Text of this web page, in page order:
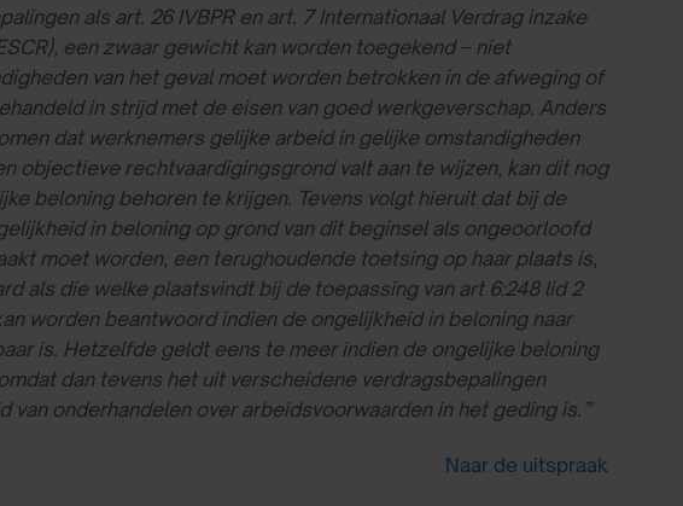
als art. 26 IVBPR en art. 7 Internationaal Verdrag inzake
een zwaar gewicht kan worden toegekend – niet
van het geval moet worden betrokken in de afweging of
in strijd met de eisen van goed werkgeverschap. Anders
dat werknemers gelijke arbeid in gelijke omstandigheden
objectieve rechtvaardigingsgrond valt aan te wijzen, kan dit nog
beloning behoren te krijgen. Tevens volgt hieruit dat bij de
in beloning op grond van dit beginsel als ongeoorloofd
moet worden, een terughoudende toetsing op haar plaats is,
als die welke plaatsvindt bij de toepassing van art 6:248 lid 2
worden beantwoord indien de ongelijkheid in beloning naar
is. Hetzelfde geldt eens te meer indien de ongelijke beloning
dan tevens het uit verscheidene verdragsbepalingen
onderhandelen over arbeidsvoorwaarden in het geding is.”
Naar de uitspraak